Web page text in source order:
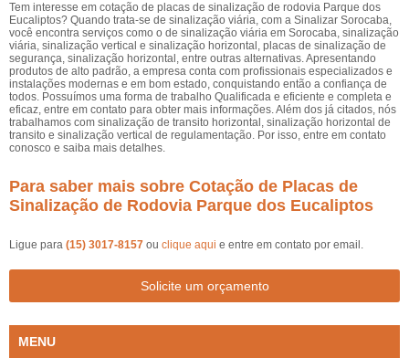
Tem interesse em cotação de placas de sinalização de rodovia Parque dos
Eucaliptos? Quando trata-se de sinalização viária, com a Sinalizar Sorocaba,
você encontra serviços como o de sinalização viária em Sorocaba, sinalização
viária, sinalização vertical e sinalização horizontal, placas de sinalização de
segurança, sinalização horizontal, entre outras alternativas. Apresentando
produtos de alto padrão, a empresa conta com profissionais especializados e
instalações modernas e em bom estado, conquistando então a confiança de
todos. Possuímos uma forma de trabalho Qualificada e eficiente e completa e
eficaz, entre em contato para obter mais informações. Além dos já citados, nós
trabalhamos com sinalização de transito horizontal, sinalização horizontal de
transito e sinalização vertical de regulamentação. Por isso, entre em contato
conosco e saiba mais detalhes.
Para saber mais sobre Cotação de Placas de
Sinalização de Rodovia Parque dos Eucaliptos
Ligue para (15) 3017-8157 ou clique aqui e entre em contato por email.
Solicite um orçamento
MENU